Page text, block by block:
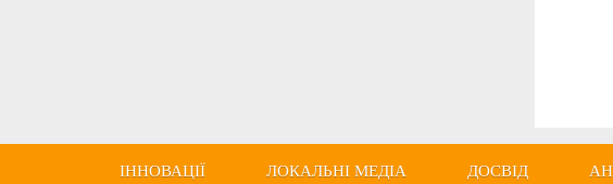
ІННОВАЦІЇ ЛОКАЛЬНІ МЕДІА ДОСВІД